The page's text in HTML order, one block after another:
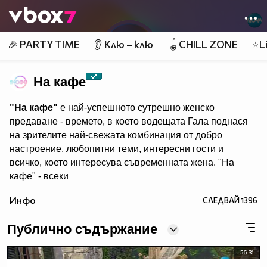
👾
🎉 PARTY TIME 👂 Клю – клю 🪀CHILL ZONE
На кафе
"На кафе" е най-успешното сутрешно женско
предаване - времето, в което водещата Гала поднася
на зрителите най-свежата комбинация от добро
настроение, любопитни теми, интересни гости и
всичко, което интересува съвременната жена. "На
кафе" - всеки
може да гледате и в
Инфо СЛЕДВАЙ1396
Публично съдържание
56:31